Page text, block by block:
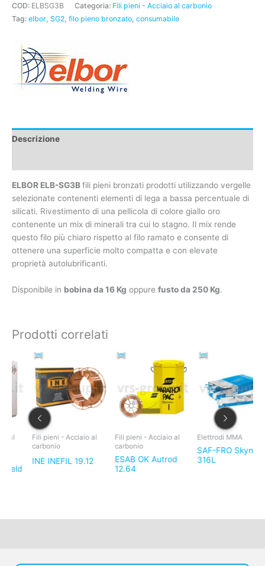
COD: ELBSG3B Categoria: Fili pieni - Acciaio al carbonio
Tag: elbor SG2 filo pieno bronzato consumabile
Descrizione
ELBOR ELB-SG3Bfili pieni bronzati prodotti utilizzando vergelle
selezionate contenenti elementi di lega a bassa percentuale di
silicati. Rivestimento di una pellicola di colore giallo oro
contenente un mix di minerali tra cui lo stagno. Il mix rende
questo filo più chiaro rispetto al filo ramato e consente di
ottenere una superficie molto compatta e con elevate
proprietà autolubrificanti.
Disponibile in bobina da 16 Kg oppure fusto da 250 Kg.
Prodotti correlati
Fili pieni - Acciaio al
carbonio
INE INEFIL 19.12
Fili pieni - Acciaio al
carbonio
ESAB OK Autrod
12.64
Elettrodi MMA
SAF-FRO Skynox E